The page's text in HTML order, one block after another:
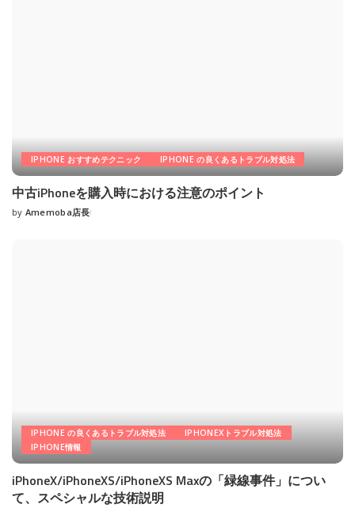
IPHONE おすすめテクニック IPHONE の良くあるトラブル対処法
中古iPhoneを購入時における注意のポイント
Posted
by Amemoba店長
IPHONE の良くあるトラブル対処法
IPHONEXトラブル対処法
IPHONE情報
iPhoneX/iPhoneXS/iPhoneXS Maxの「緑線事件」につい
て、スペシャルな技術説明